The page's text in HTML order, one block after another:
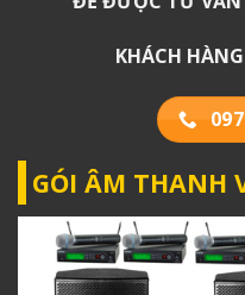
KHÁCH
GÓI ÂM THANH